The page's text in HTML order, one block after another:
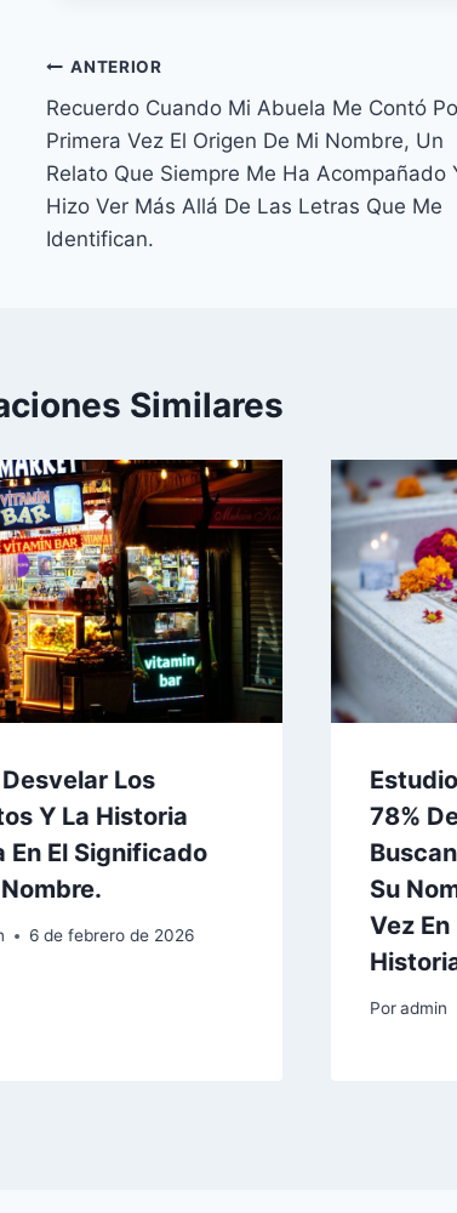
Navegación
de
entradas
ANTERIOR
Recuerdo Cuando Mi Abuela Me Contó
Primera Vez El Origen De Mi Nombre, Un
Relato Que Siempre Me Ha Acompañado
Hizo Ver Más Allá De Las Letras Que Me
Identifican.
Similares
Los
Y La Historia
En El Significado
6 de febrero de 2026
78%
Su
Vez
Por admin